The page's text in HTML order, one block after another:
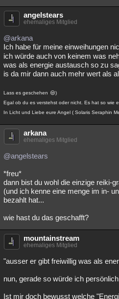
angelstears
ehemaliges Mitglied
@arkana
Ich habe für meine einweihungen
ich würde auch von keinem was
was als energie austausch so zu
is da mir dann auch mehr wert als
Lass es geschehen
)
Egal ob du es verstehst oder nicht. Es hat so wie
In Licht und Liebe eure Angel ( Solaris Seraphin
arkana
ehemaliges Mitglied
@angelstears
*freu*
dann bist du wohl die einzige reiki-
(und ich kenne eine menge im in-
bezahlt hat...
wie hast du das geschafft?
mountainstream
ehemaliges Mitglied
"ausser er gibt freiwillig was als
nun, gerade so würde ich
Ist mir doch bewusst welche